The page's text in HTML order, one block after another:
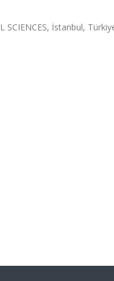
SCIENCES, İstanbul,